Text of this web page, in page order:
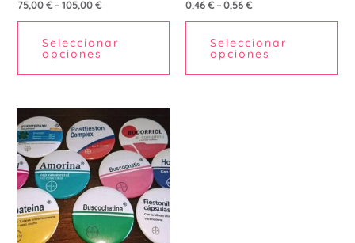
75,00€–105,00€
Seleccionar
opciones
producto
0,46€–0,56€
Seleccionar
opciones
múltiples
Las